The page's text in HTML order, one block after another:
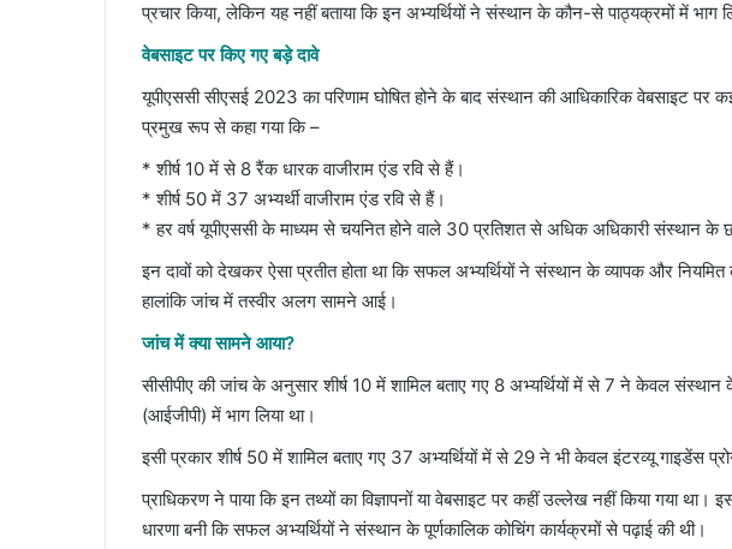
प्रचार किया, लेकिन यह नहीं बताया कि इन अभ्यर्थियों ने संस्थान के कौन-से पाठ्यक्रमों में भाग
वेबसाइट पर किए गए बड़े दावे
यूपीएससी सीएसई 2023 का परिणाम घोषित होने के बाद संस्थान की आधिकारिक वेबसाइट पर
प्रमुख रूप से कहा गया कि –
* शीर्ष 10 में से 8 रैंक धारक वाजीराम एंड रवि से हैं।
* शीर्ष 50 में 37 अभ्यर्थी वाजीराम एंड रवि से हैं।
* हर वर्ष यूपीएससी के माध्यम से चयनित होने वाले 30 प्रतिशत से अधिक अधिकारी संस्थान के
इन दावों को देखकर ऐसा प्रतीत होता था कि सफल अभ्यर्थियों ने संस्थान के व्यापक और नियमित
हालांकि जांच में तस्वीर अलग सामने आई।
जांच में क्या सामने आया?
सीसीपीए की जांच के अनुसार शीर्ष 10 में शामिल बताए गए 8 अभ्यर्थियों में से 7 ने केवल संस्थान
(आईजीपी) में भाग लिया था।
इसी प्रकार शीर्ष 50 में शामिल बताए गए 37 अभ्यर्थियों में से 29 ने भी केवल इंटरव्यू गाइडेंस
प्राधिकरण ने पाया कि इन तथ्यों का विज्ञापनों या वेबसाइट पर कहीं उल्लेख नहीं किया गया था।
धारणा बनी कि सफल अभ्यर्थियों ने संस्थान के पूर्णकालिक कोचिंग कार्यक्रमों से पढ़ाई की थी।